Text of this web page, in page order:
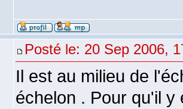
Posté le: 20 Sep 2006,
Il est au milieu de
échelon . Pour qu'il y